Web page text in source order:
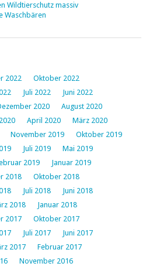
Wildtierschutz massiv
Waschbären
2022
Oktober 2022
Juli 2022
Juni 2022
2020
August 2020
April 2020
März 2020
November 2019
Oktober 2019
Juli 2019
Mai 2019
2019
Januar 2019
2018
Oktober 2018
Juli 2018
Juni 2018
2018
Januar 2018
2017
Oktober 2017
Juli 2017
Juni 2017
2017
Februar 2017
November 2016